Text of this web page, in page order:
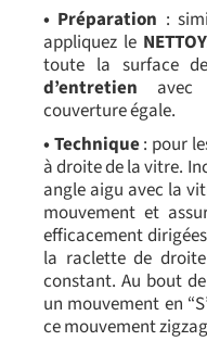
• Préparation :
appliquez le
toute la surface
d’entretien avec
couverture égale.
• Technique: pour
à droite de la vitre.
angle aigu avec la
mouvement et
efficacement
la raclette de
constant. Au bout
un mouvement en
ce mouvement